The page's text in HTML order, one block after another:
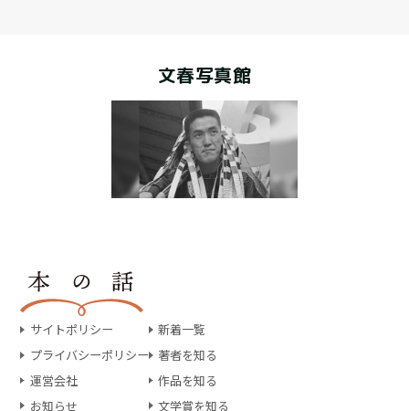
文春写真館
サイトポリシー
プライバシーポリシー
運営会社
お知らせ
新着一覧
著者を知る
作品を知る
文学賞を知る